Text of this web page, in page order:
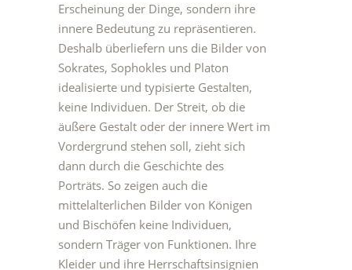
Erscheinung der Dinge, sondern ihre
innere Bedeutung zu repräsentieren.
Deshalb überliefern uns die Bilder von
Sokrates, Sophokles und Platon
idealisierte und typisierte Gestalten,
keine Individuen. Der Streit, ob die
äußere Gestalt oder der innere Wert im
Vordergrund stehen soll, zieht sich
dann durch die Geschichte des
Porträts. So zeigen auch die
mittelalterlichen Bilder von Königen
und Bischöfen keine Individuen,
sondern Träger von Funktionen. Ihre
Kleider und ihre Herrschaftsinsignien